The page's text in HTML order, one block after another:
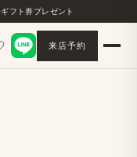
フト券プレゼント
来店予約